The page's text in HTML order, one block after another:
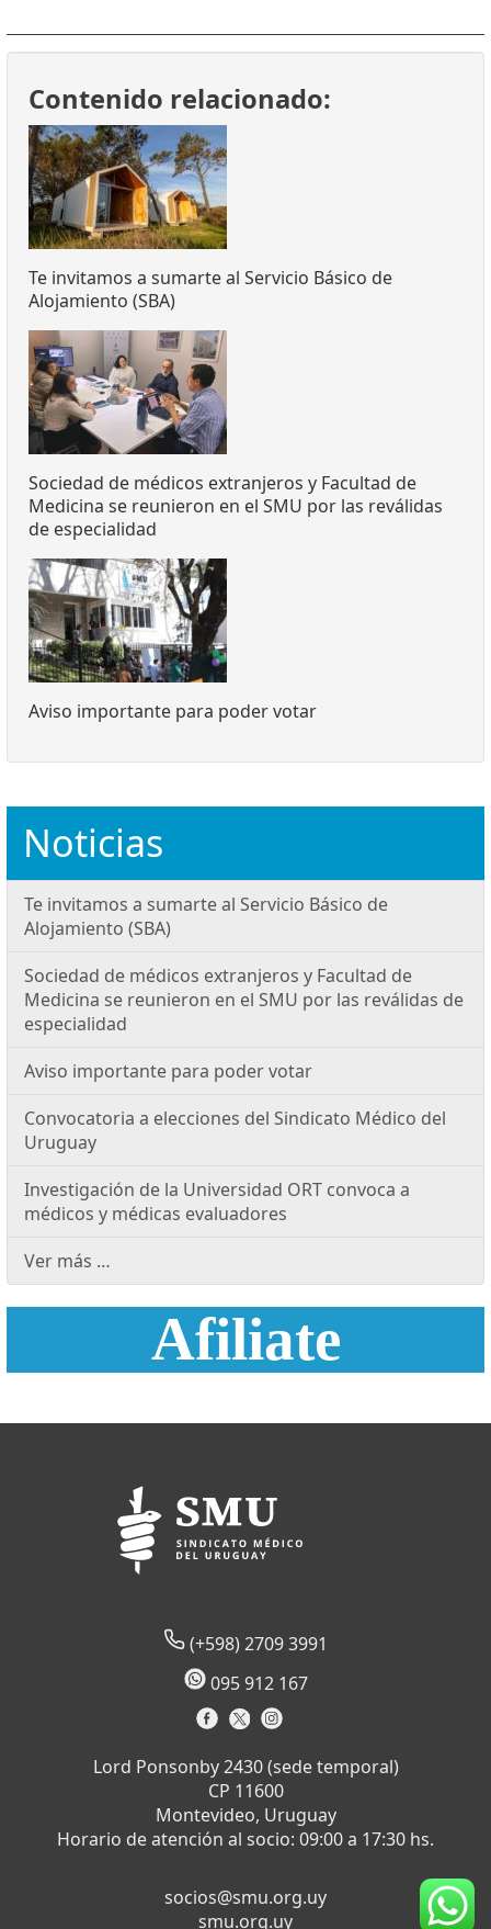
Contenido relacionado:
Te invitamos a sumarte al Servicio Básico de
Alojamiento (SBA)
Sociedad de médicos extranjeros y Facultad de
Medicina se reunieron en el SMU por las reválidas
de especialidad
Aviso importante para poder votar
Noticias
Te invitamos a sumarte al Servicio Básico de
Alojamiento (SBA)
Sociedad de médicos extranjeros y Facultad de
Medicina se reunieron en el SMU por las reválidas de
especialidad
Aviso importante para poder votar
Convocatoria a elecciones del Sindicato Médico del
Uruguay
Investigación de la Universidad ORT convoca a
médicos y médicas evaluadores
Ver más …
Afiliate
(+598) 2709 3991
095 912 167
Lord Ponsonby 2430 (sede temporal)
CP 11600
Montevideo, Uruguay
Horario de atención al socio: 09:00 a 17:30 hs.
socios@smu.org.uy
smu.org.uy